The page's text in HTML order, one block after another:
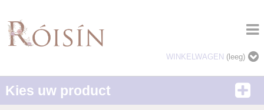
WINKELWAGEN (leeg)
Kies uw product